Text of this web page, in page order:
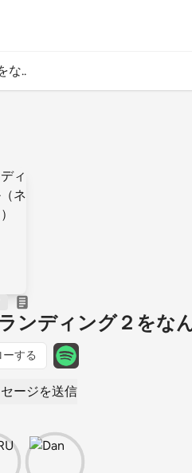
な..
ンディング２をな
ーする
ージを送信